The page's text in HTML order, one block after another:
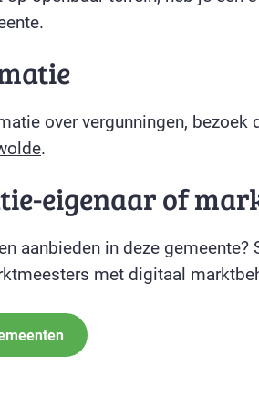
over vergunningen, bezoek
.
eigenaar of
aanbieden in deze gemeente?
met digitaal